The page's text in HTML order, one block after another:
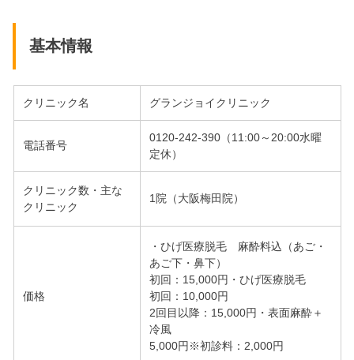
基本情報
クリニック名 グランジョイクリニック
電話番号
0120-242-390（11:00～20:00水曜
定休）
クリニック数・主な
クリニック
1院（大阪梅田院）
価格
・ひげ医療脱毛 麻酔料込（あご・
あご下・鼻下）
初回：15,000円・ひげ医療脱毛
初回：10,000円
2回目以降：15,000円・表面麻酔＋
冷風
5,000円※初診料：2,000円